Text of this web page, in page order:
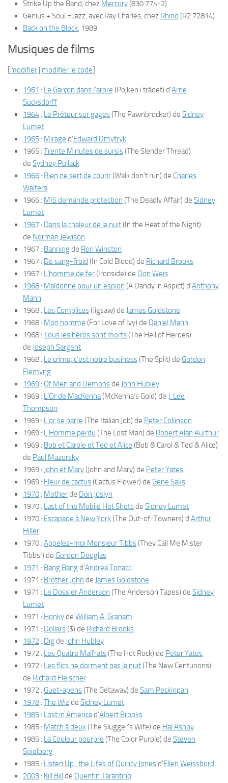
Strike Up the Band, chez Mercury(830 774-2)
Genius + Soul = Jazz, avec Ray Charles, chez Rhino (R2 72814)
Back on the Block, 1989
Musiques de films
[modifier | modifier le code]
1961 : Le Garçon dans l’arbre (Pojken i trädet) d’Arne
Sucksdorff
1964 : Le Prêteur sur gages(The Pawnbrocker) de Sidney
Lumet
1965 : Mirage d’Edward Dmytryk
1965 : Trente Minutes de sursis(The Slender Thread)
de Sydney Pollack
1966 : Rien ne sert de courir(Walk don’t run) de Charles
Walters
1966 : MI5 demande protection (The Deadly Affair) de Sidney
Lumet
1967 : Dans la chaleur de la nuit(In the Heat of the Night)
de Norman Jewison
1967 : Banningde Ron Winston
1967 : De sang-froid (In Cold Blood) de Richard Brooks
1967 : L’homme de fer(Ironside) de Don Weis
1968 : Maldonne pour un espion (A Dandy in Aspict) d’Anthony
Mann
1968 : Les Complices(Jigsaw) de James Goldstone
1968 : Mon homme (For Love of Ivy) de Daniel Mann
1968 : Tous les héros sont morts(The Hell of Heroes)
de Joseph Sargent
1968 : Le crime, c’est notre business(The Split) de Gordon
Flemyng
1969 : Of Men and Demonsde John Hubley
1969 : L’Or de MacKenna(McKenna’s Gold) de J. Lee
Thompson
1969 : L’or se barre (The Italian Job) de Peter Collinson
1969 : L’Homme perdu (The Lost Man) de Robert Alan Aurthur
1969 : Bob et Carole et Ted et Alice (Bob & Carol & Ted & Alice)
de Paul Mazursky
1969 : John et Mary(John and Mary) de Peter Yates
1969 : Fleur de cactus(Cactus Flower) de Gene Saks
1970 : Motherde Don Joslyn
1970 : Last of the Mobile Hot Shotsde Sidney Lumet
1970 : Escapade à New York(The Out-of-Towners) d’Arthur
Hiller
1970 : Appelez-moi Monsieur Tibbs(They Call Me Mister
Tibbs!) de Gordon Douglas
1971 : Bang Bangd’Andrea Tonacci
1971 : Brother John de James Goldstone
1971 : Le Dossier Anderson (The Anderson Tapes) de Sidney
Lumet
1971 : Honkyde William A. Graham
1971 : Dollars($) de Richard Brooks
1972 : Digde John Hubley
1972 : Les Quatre Malfrats(The Hot Rock) de Peter Yates
1972 : Les flics ne dorment pas la nuit(The New Centurions)
de Richard Fleischer
1972 : Guet-apens(The Getaway) de Sam Peckinpah
1978 : The Wizde Sidney Lumet
1985 : Lost in Americad’Albert Brooks
1985 : Match à deux (The Slugger’s Wife) de Hal Ashby
1985 : La Couleur pourpre (The Color Purple) de Steven
Spielberg
1985 : Listen Up : the Lifes of Quincy Jonesd’Ellen Weissbord
2003 : Kill Bill de Quentin Tarantino